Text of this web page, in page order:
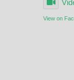
View on